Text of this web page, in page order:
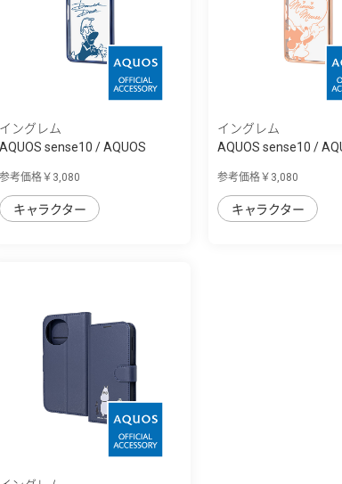
イングレム
AQUOS sense10 / AQUOS
参考価格￥3,080
キャラクター
イングレム
AQUOS sense10 /
参考価格￥3,080
キャラクター